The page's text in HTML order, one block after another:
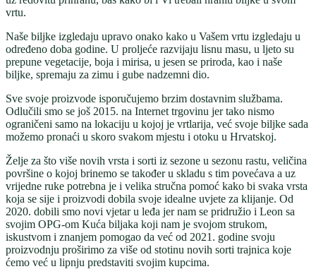
vrtu.
Naše biljke izgledaju upravo onako kako u Vašem vrtu izgledaju u
određeno doba godine. U proljeće razvijaju lisnu masu, u ljeto su
prepune vegetacije, boja i mirisa, u jesen se priroda, kao i naše
biljke, spremaju za zimu i gube nadzemni dio.
Sve svoje proizvode isporučujemo brzim dostavnim službama.
Odlučili smo se još 2015. na Internet trgovinu jer tako nismo
ograničeni samo na lokaciju u kojoj je vrtlarija, već svoje biljke sada
možemo pronaći u skoro svakom mjestu i otoku u Hrvatskoj.
Želje za što više novih vrsta i sorti iz sezone u sezonu rastu, veličina
površine o kojoj brinemo se također u skladu s tim povećava a uz
vrijedne ruke potrebna je i velika stručna pomoć kako bi svaka vrsta
koja se sije i proizvodi dobila svoje idealne uvjete za klijanje. Od
2020. dobili smo novi vjetar u leđa jer nam se pridružio i Leon sa
svojim OPG-om Kuća biljaka koji nam je svojom strukom,
iskustvom i znanjem pomogao da već od 2021. godine svoju
proizvodnju proširimo za više od stotinu novih sorti trajnica koje
ćemo već u lipnju predstaviti svojim kupcima.